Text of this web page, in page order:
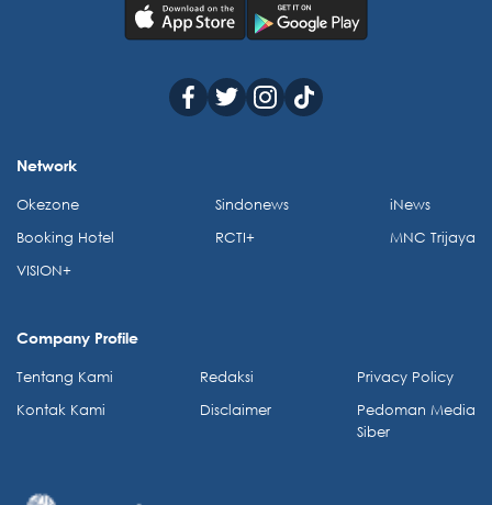
Network
Okezone
Booking Hotel
VISION+
Sindonews
RCTI+
iNews
MNC Trijaya
Company Profile
Tentang Kami
Kontak Kami
Redaksi
Disclaimer
Privacy Policy
Pedoman Media
Siber